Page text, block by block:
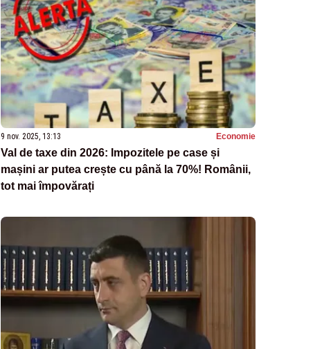
9 nov. 2025, 13:13 Economie
Val de taxe din 2026: Impozitele pe case și
mașini ar putea crește cu până la 70%! Românii,
tot mai împovărați